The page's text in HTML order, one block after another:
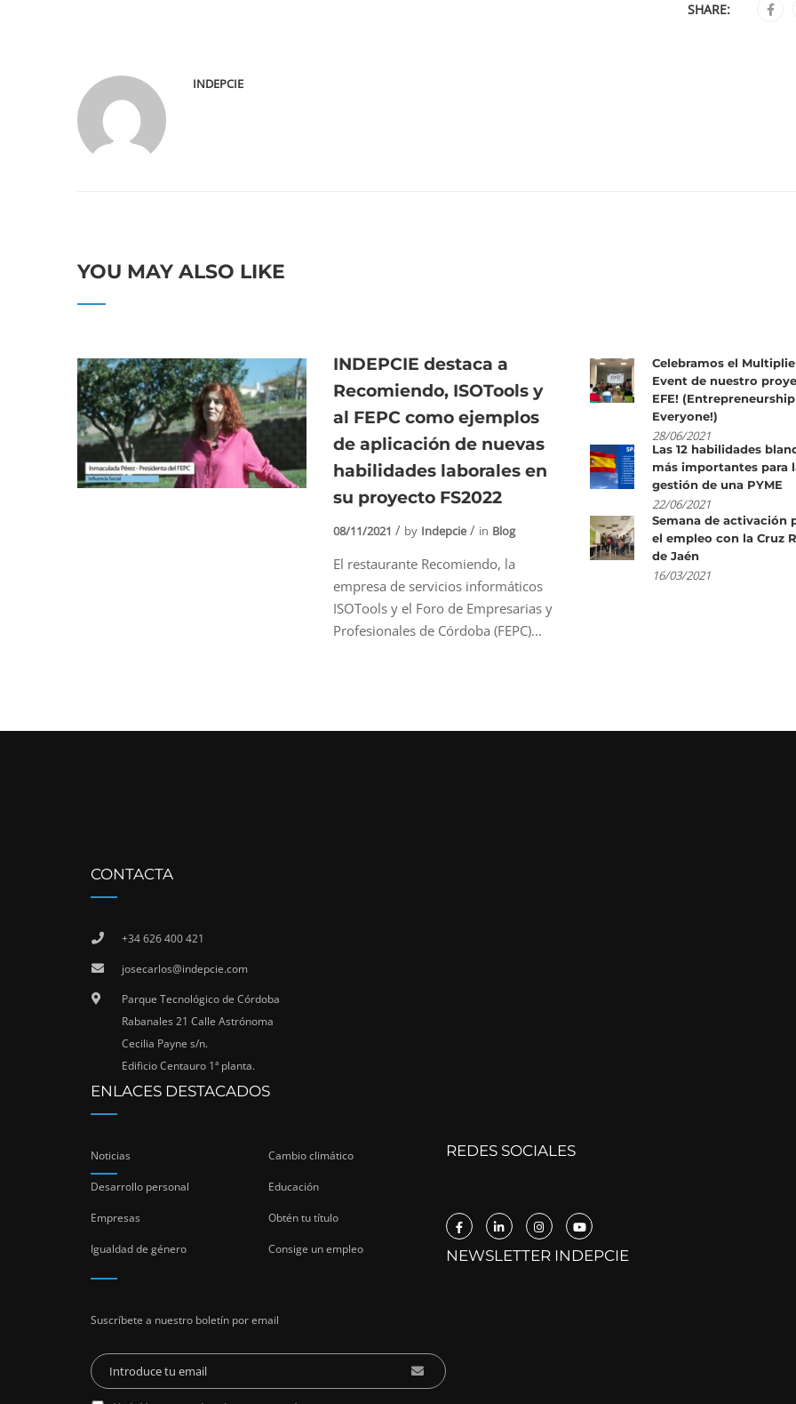
SHARE:
INDEPCIE
YOU MAY ALSO LIKE
INDEPCIE destaca a
Recomiendo, ISOTools y
al FEPC como ejemplos
de aplicación de nuevas
habilidades laborales en
su proyecto FS2022
08/11/2021 by Indepcie in Blog
El restaurante Recomiendo, la
empresa de servicios informáticos
ISOTools y el Foro de Empresarias y
Profesionales de Córdoba (FEPC)...
Celebramos el
Event de nuestro
EFE!
Everyone!)
28/06/2021
Las 12 habilidades
más importantes para
gestión de una PYME
22/06/2021
Semana de activación
el empleo con la Cruz
de Jaén
16/03/2021
CONTACTA
+34 626 400 421
josecarlos@indepcie.com
Parque Tecnológico de Córdoba
Rabanales 21 Calle Astrónoma
Cecilia Payne s/n.
Edificio Centauro 1ª planta.
ENLACES DESTACADOS
Noticias Cambio climático
Desarrollo personal Educación
Empresas Obtén tu título
Igualdad de género Consige un empleo
REDES SOCIALES
NEWSLETTER INDEPCIE
Suscríbete a nuestro boletín por email